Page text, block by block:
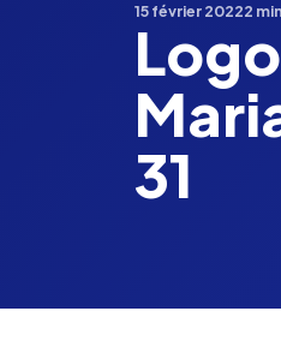
15 février 20222
31